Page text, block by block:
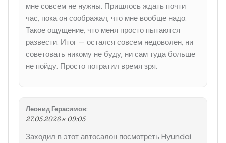
мне совсем не нужны. Пришлось ждать почти
час, пока он соображал, что мне вообще надо.
Такое ощущение, что меня просто пытаются
развести. Итог — остался совсем недоволен, ни
советовать никому не буду, ни сам туда больше
не пойду. Просто потратил время зря.
Леонид Герасимов:
27.05.2026 в 09:05
Заходил в этот автосалон посмотреть Hyundai